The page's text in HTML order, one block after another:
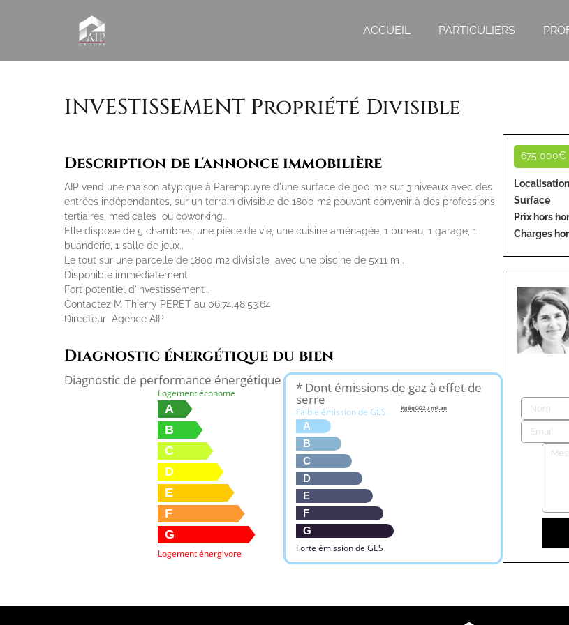
ACCUEIL PARTICULIERS
INVESTISSEMENT Propriété Divisible
Description de l'annonce immobilière
AIP vend une maison atypique à Parempuyre d'une surface de 300 m2 sur 3 niveaux avec des
entrées indépendantes, sur un terrain divisible de 1800 m2 pouvant convenir à des professions
tertiaires, médicales ou coworking..
Elle dispose de 5 chambres, une pièce de vie, une cuisine aménagée, 1 bureau, 1 garage, 1
buanderie, 1 salle de jeux..
Le tout sur une parcelle de 1800 m2 divisible avec une piscine de 5x11 m .
Disponible immédiatement.
Fort potentiel d'investissement .
Contactez M Thierry PERET au 06.74.48.53.64
Directeur Agence AIP
Diagnostic énergétique du bien
Diagnostic de performance énergétique
Logement économe
A
B
C
D
E
F
G
Logement énergivore
* Dont émissions de gaz à effet de
serre
Faible émission de GES
A
B
C
D
E
F
G
Forte émission de GES
KgéqCO2 / m².an
675 000€
Localisation
Surface
Prix hors
Charges